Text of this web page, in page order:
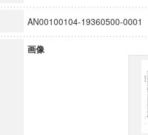
AN00100104-19360500-0001
画像